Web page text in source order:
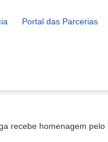
Portal das Parcerias
recebe homenagem